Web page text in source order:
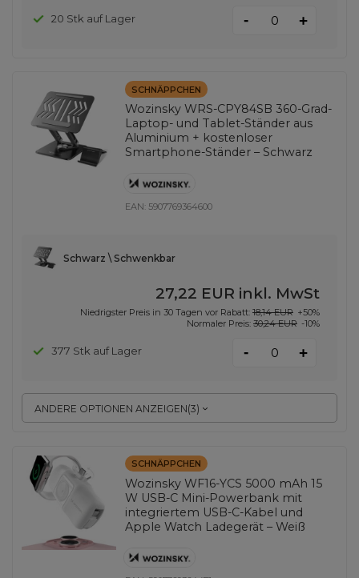
20 Stk auf Lager - +
SCHNÄPPCHEN
Wozinsky WRS-CPY84SB 360-Grad-
Laptop- und Tablet-Ständer aus
Aluminium + kostenloser
Smartphone-Ständer – Schwarz
EAN: 5907769364600
ANDERE OPTIONEN ANZEIGEN(3)
Schwarz \ Schwenkbar
27,22 EUR inkl. MwSt
Niedrigster Preis in 30 Tagen vor Rabatt: 18,14 EUR +50%
Normaler Preis: 30,24 EUR -10%
377 Stk auf Lager - +
SCHNÄPPCHEN
Wozinsky WF16-YCS 5000 mAh 15
W USB-C Mini-Powerbank mit
integriertem USB-C-Kabel und
Apple Watch Ladegerät – Weiß